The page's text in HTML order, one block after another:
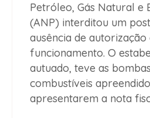
Petróleo, Gás Natural e
(ANP) interditou um
ausência de
funcionamento. O
autuado, teve as
combustíveis
apresentarem a nota